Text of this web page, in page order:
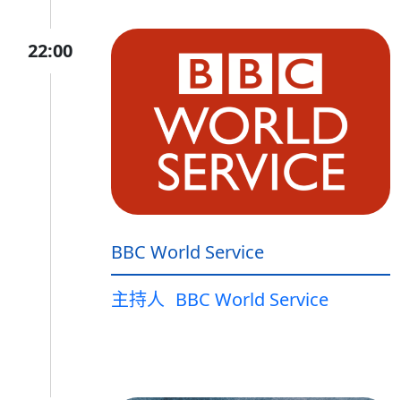
22:00
BBC World Service
主持人 BBC World Service